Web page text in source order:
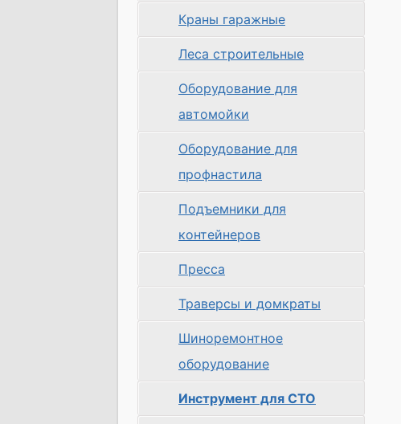
Краны гаражные
Леса строительные
Оборудование для
автомойки
Оборудование для
профнастила
Подъемники для
контейнеров
Пресса
Траверсы и домкраты
Шиноремонтное
оборудование
Инструмент для СТО